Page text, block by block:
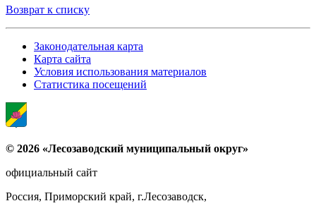
Возврат к списку
Законодательная карта
Карта сайта
Условия использования материалов
Статистика посещений
© 2026 «Лесозаводский муниципальный округ»
официальный сайт
Россия, Приморский край, г.Лесозаводск,